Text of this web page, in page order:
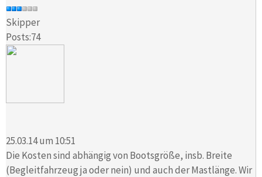
Skipper
Posts:74
25.03.14 um 10:51
Die Kosten sind abhängig von Bootsgröße, insb. Breite
(Begleitfahrzeug ja oder nein) und auch der Mastlänge. Wir